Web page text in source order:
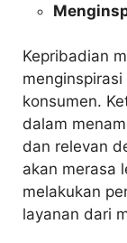
Kepribadian
konsumen.
dalam
dan relevan
akan merasa
melakukan
layanan dari